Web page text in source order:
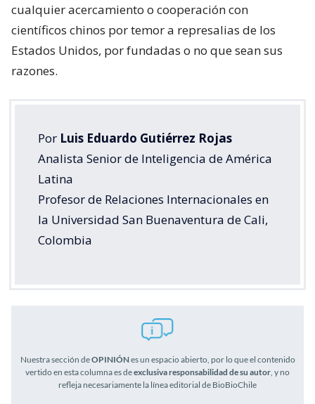
cualquier acercamiento o cooperación con
científicos chinos por temor a represalias de los
Estados Unidos, por fundadas o no que sean sus
razones.
Por Luis Eduardo Gutiérrez Rojas
Analista Senior de Inteligencia de América
Latina
Profesor de Relaciones Internacionales en
la Universidad San Buenaventura de Cali,
Colombia
Nuestra sección deOPINIÓNes un espacio abierto, por lo que el contenido
vertido en esta columna es deexclusiva responsabilidad de su autor , y no
refleja necesariamente la línea editorial de BioBioChile